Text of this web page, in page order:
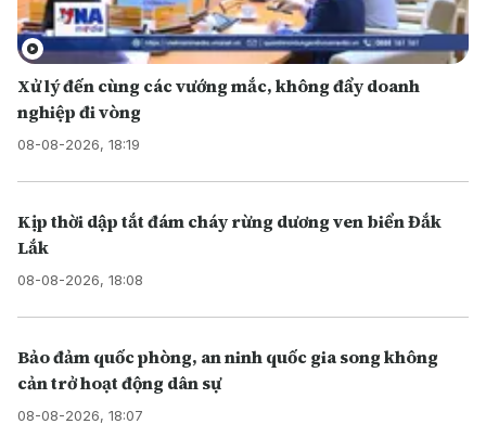
Xử lý đến cùng các vướng mắc, không đẩy doanh
nghiệp đi vòng
08-08-2026, 18:19
Kịp thời dập tắt đám cháy rừng dương ven biển Đắk
Lắk
08-08-2026, 18:08
Bảo đảm quốc phòng, an ninh quốc gia song không
cản trở hoạt động dân sự
08-08-2026, 18:07